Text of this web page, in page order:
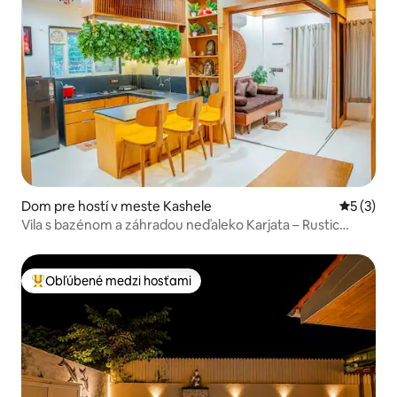
Dom pre hostí v meste Kashele
5 (3)
Vila s bazénom a záhradou neďaleko Karjata – Rustic
Najobľúbenejšie medzi hosťami
Obľúbené medzi hosťami